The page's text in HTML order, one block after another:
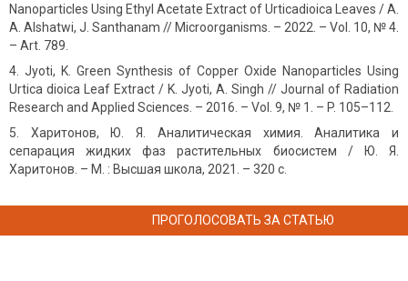
Nanoparticles Using Ethyl Acetate Extract of Urticadioica Leaves / A.
A. Alshatwi, J. Santhanam // Microorganisms. – 2022. – Vol. 10, № 4.
– Art. 789.
Jyoti, K. Green Synthesis of Copper Oxide Nanoparticles Using
Urtica dioica Leaf Extract / K. Jyoti, A. Singh // Journal of Radiation
Research and Applied Sciences. – 2016. – Vol. 9, № 1. – P. 105–112.
Харитонов, Ю. Я. Аналитическая химия. Аналитика и
сепарация жидких фаз растительных биосистем / Ю. Я.
Харитонов. – М. : Высшая школа, 2021. – 320 с.
ПРОГОЛОСОВАТЬ ЗА СТАТЬЮ